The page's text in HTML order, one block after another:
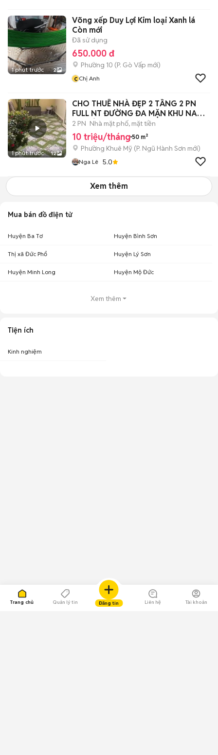
Trang chủ Quản lý tin Đăng tin Liên hệ Tài khoản
1 phút trước 2
Võng xếp Duy Lợi Kim loại Xanh lá
Còn mới
Đã sử dụng
650.000 đ
Phường 10 (P. Gò Vấp mới)
c Chị Anh
1 phút trước 12
CHO THUÊ NHÀ ĐẸP 2 TẦNG 2 PN
FULL NT ĐƯỜNG ĐA MẶN KHU NAM
VIỆT Á-10TR
2 PN Nhà mặt phố, mặt tiền
10 triệu/tháng 50 m²
Phường Khuê Mỹ (P. Ngũ Hành Sơn mới)
Nga Lê 5.0
Xem thêm
Mua bán đồ điện tử
Huyện Ba Tơ Huyện Bình Sơn
Thị xã Đức Phổ Huyện Lý Sơn
Huyện Minh Long Huyện Mộ Đức
Xem thêm
Tiện ích
Kinh nghiệm